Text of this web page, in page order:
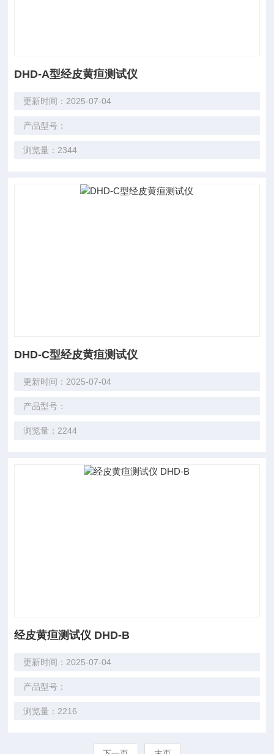
DHD-A型经皮黄疸测试仪
更新时间：2025-07-04
产品型号：
浏览量：2344
DHD-C型经皮黄疸测试仪
更新时间：2025-07-04
产品型号：
浏览量：2244
经皮黄疸测试仪 DHD-B
更新时间：2025-07-04
产品型号：
浏览量：2216